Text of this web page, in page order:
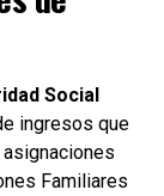
de
Social
ingresos que
Familiares